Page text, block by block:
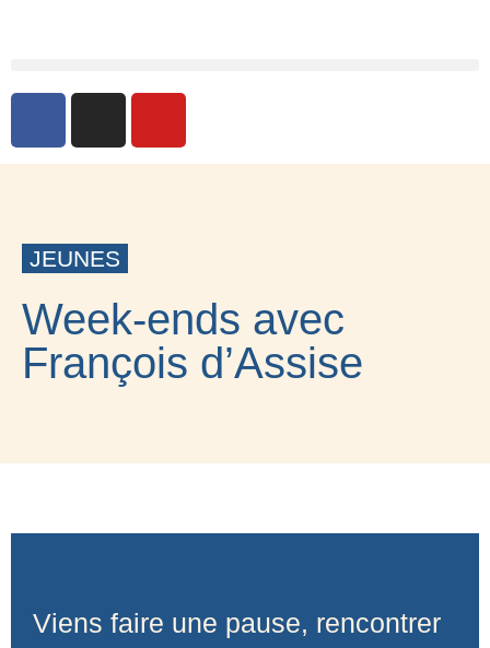
JEUNES
Week-ends avec
François d’Assise
Viens faire une pause, rencontrer